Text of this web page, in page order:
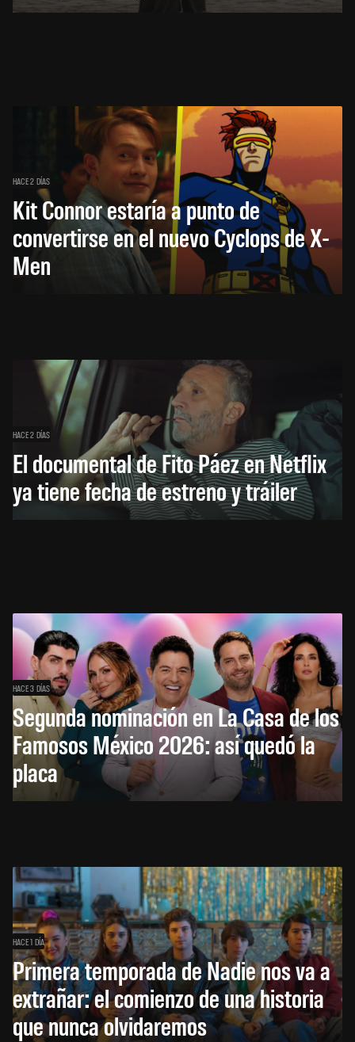
HACE 2 DÍAS
Kit Connor estaría a punto de
convertirse en el nuevo Cyclops de X-
Men
HACE 2 DÍAS
El documental de Fito Páez en Netflix
ya tiene fecha de estreno y tráiler
HACE 3 DÍAS
Segunda nominación en La Casa de los
Famosos México 2026: así quedó la
placa
HACE 1 DÍA
Primera temporada de Nadie nos va a
extrañar: el comienzo de una historia
que nunca olvidaremos